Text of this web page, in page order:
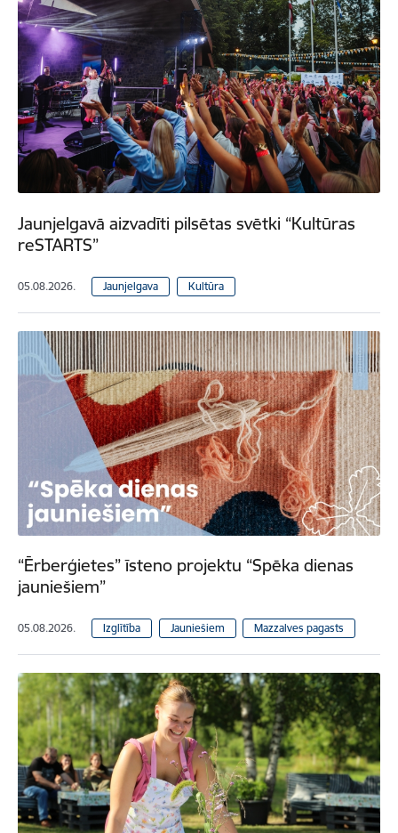
Jaunjelgavā aizvadīti pilsētas svētki “Kultūras
reSTARTS”
05.08.2026. Jaunjelgava Kultūra
“Ērberģietes” īsteno projektu “Spēka dienas
jauniešiem”
05.08.2026. Izglītība Jauniešiem Mazzalves pagasts